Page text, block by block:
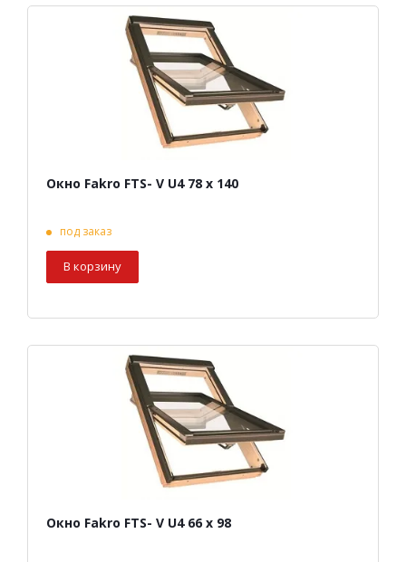
Окно Fakro FTS- V U4 78 х 140
под заказ
В корзину
Окно Fakro FTS- V U4 66 х 98